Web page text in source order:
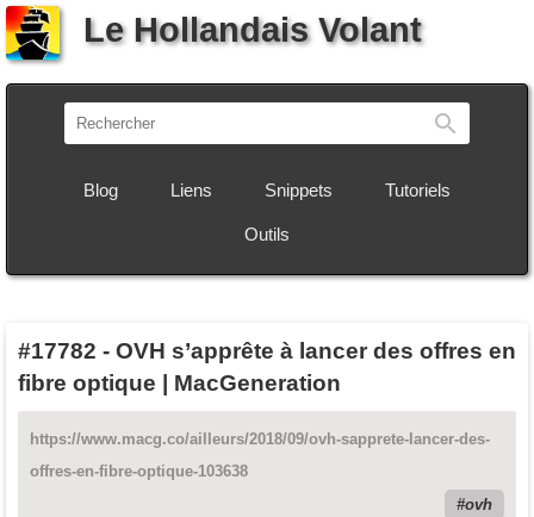
Le Hollandais Volant
Blog Liens Snippets Tutoriels
Outils
#17782 - OVH s’apprête à lancer des offres en
fibre optique | MacGeneration
https://www.macg.co/ailleurs/2018/09/ovh-sapprete-lancer-des-
offres-en-fibre-optique-103638
ovh